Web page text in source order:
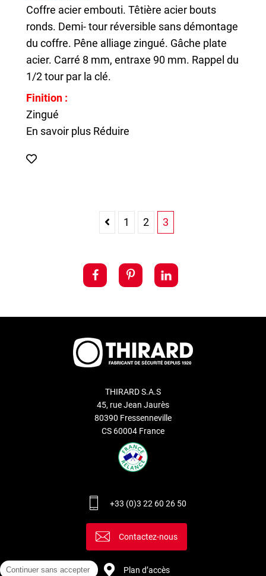
Coffre acier embouti. Têtière acier bouts
ronds. Demi- tour réversible sans démontage
du coffre. Pêne alliage zingué. Gâche plate
acier. Carré 8 mm, entraxe 90 mm. Rappel du
1/2 tour par la clé.
Finition :
Zingué
En savoir plus Réduire
1 2 3
THIRARD S.A.S
45, rue Jean Jaurès
80390 Fressenneville
CS 60004 France
+33 (0)3 22 60 26 50
Contactez-nous
Plan d’accès
Continuer sans accepter